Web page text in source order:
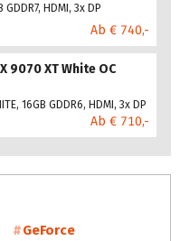
GDDR7, HDMI, 3x DP
Ab € 740,-
9070 XT White OC
16GB GDDR6, HDMI, 3x DP
Ab € 710,-
GeForce